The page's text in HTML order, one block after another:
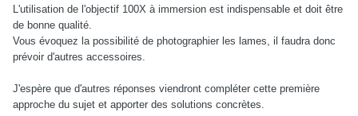
L'utilisation de l'objectif 100X à immersion est indispensable et doit être
de bonne qualité.
Vous évoquez la possibilité de photographier les lames, il faudra donc
prévoir d'autres accessoires.
J'espère que d'autres réponses viendront compléter cette première
approche du sujet et apporter des solutions concrètes.